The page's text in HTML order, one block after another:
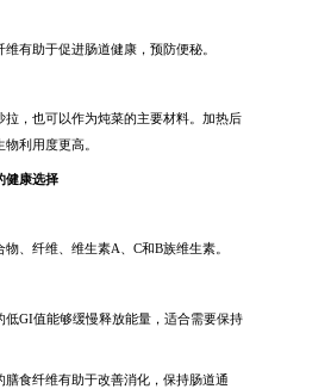
有助于促进肠道健康，预防便秘。
拉，也可以作为炖菜的主要材料。加热后
利用度更高。
健康选择
、纤维、维生素A、C和B族维生素。
低GI值能够缓慢释放能量，适合需要保持
膳食纤维有助于改善消化，保持肠道通